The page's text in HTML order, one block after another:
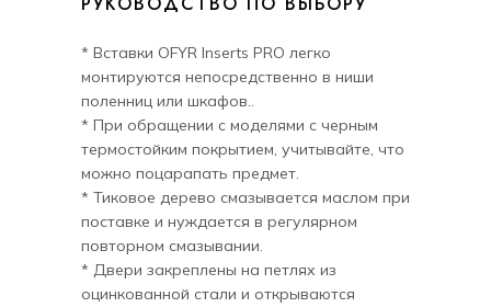
* Вставки OFYR Inserts PRO легко
монтируются непосредственно в ниши
поленниц или шкафов..
* При обращении с моделями с черным
термостойким покрытием, учитывайте, что
можно поцарапать предмет.
* Тиковое дерево смазывается маслом при
поставке и нуждается в регулярном
повторном смазывании.
* Двери закреплены на петлях из
оцинкованной стали и открываются